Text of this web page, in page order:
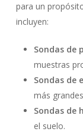
para un
incluyen:
Sondas de
muestras
Sondas de
más
Sondas de
el suelo.